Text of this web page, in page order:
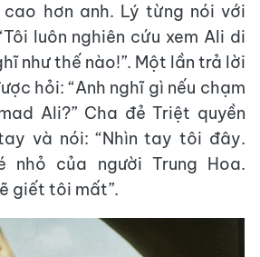
hơn anh. Lý từng nói với
luôn nghiên cứu xem Ali di
như thế nào!”. Một lần trả lời
hỏi: “Anh nghĩ gì nếu chạm
Ali?” Cha đẻ Triệt quyền
và nói: “Nhìn tay tôi đây.
của người Trung Hoa.
giết tôi mất”.